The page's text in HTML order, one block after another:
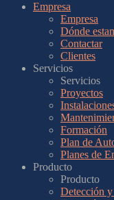
Empresa
Empresa
Dónde
Contactar
Clientes
Servicios
Servicios
Proyectos
Formación
Plan de
Planes de
Producto
Producto
Detección